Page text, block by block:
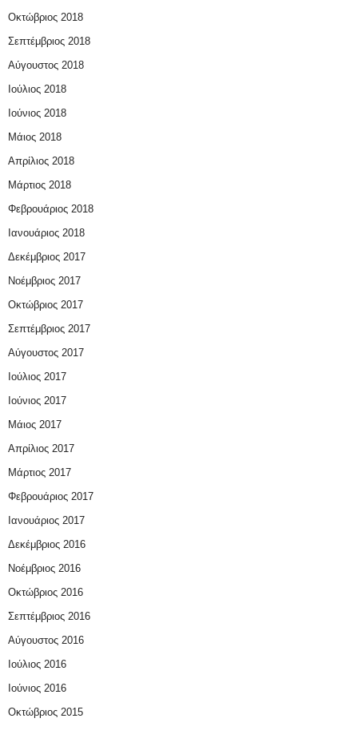
Οκτώβριος 2018
Σεπτέμβριος 2018
Αύγουστος 2018
Ιούλιος 2018
Ιούνιος 2018
Μάιος 2018
Απρίλιος 2018
Μάρτιος 2018
Φεβρουάριος 2018
Ιανουάριος 2018
Δεκέμβριος 2017
Νοέμβριος 2017
Οκτώβριος 2017
Σεπτέμβριος 2017
Αύγουστος 2017
Ιούλιος 2017
Ιούνιος 2017
Μάιος 2017
Απρίλιος 2017
Μάρτιος 2017
Φεβρουάριος 2017
Ιανουάριος 2017
Δεκέμβριος 2016
Νοέμβριος 2016
Οκτώβριος 2016
Σεπτέμβριος 2016
Αύγουστος 2016
Ιούλιος 2016
Ιούνιος 2016
Οκτώβριος 2015